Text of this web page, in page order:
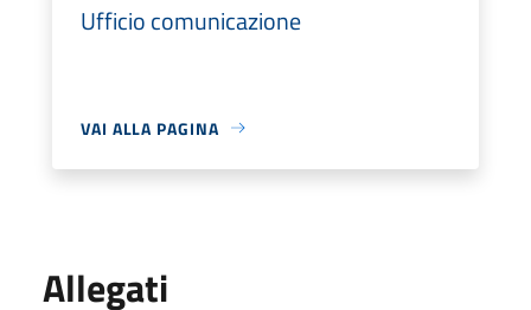
Ufficio comunicazione
VAI ALLA PAGINA
Allegati